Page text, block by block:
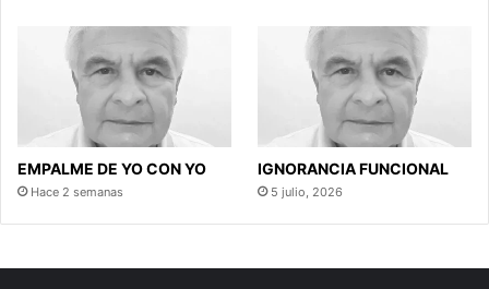
EMPALME DE YO CON YO
Hace 2 semanas
IGNORANCIA FUNCIONAL
5 julio, 2026